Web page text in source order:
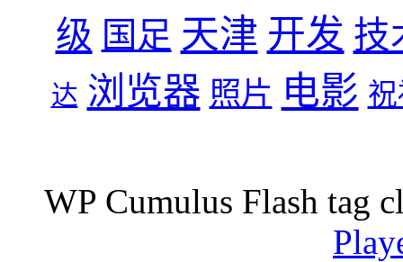
级 国足 天津 开发 技
达 浏览器 照片 电影
WP Cumulus Flash tag